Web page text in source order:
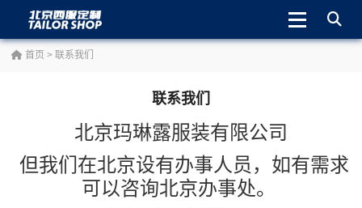
首页 > 联系我们
联系我们
北京玛琳露服装有限公司
但我们在北京设有办事人员，如有需求
可以咨询北京办事处。